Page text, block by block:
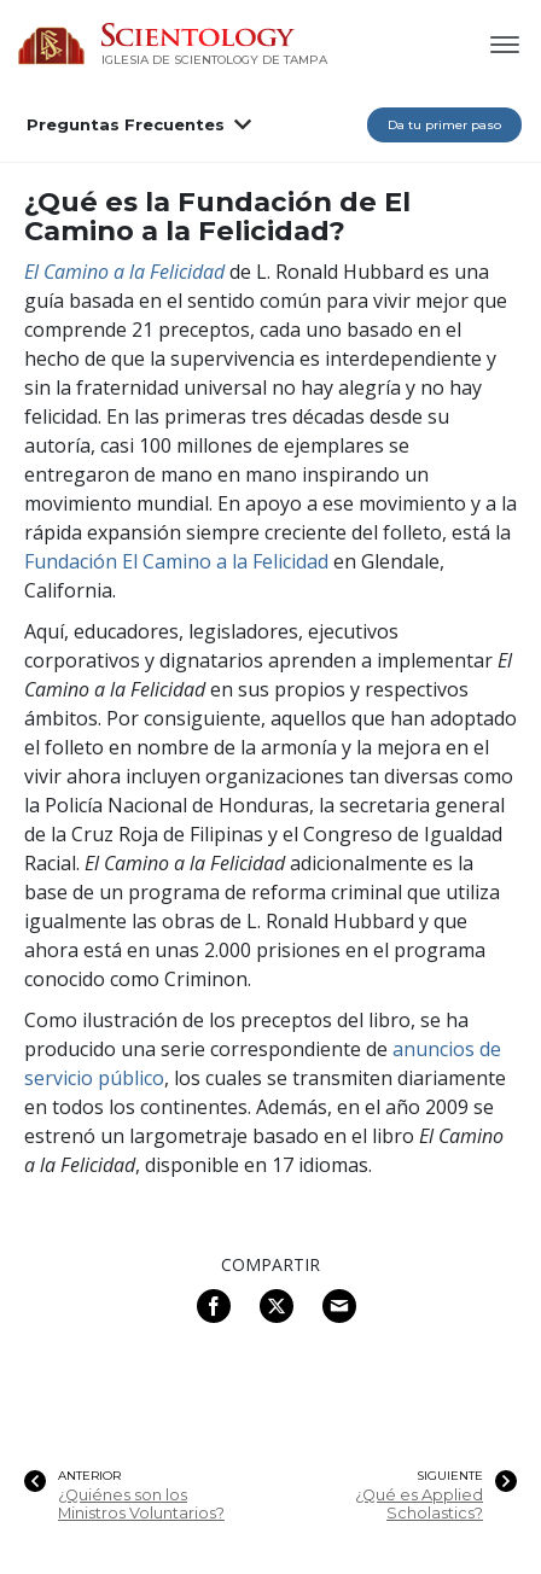
IGLESIA DE SCIENTOLOGY DE TAMPA
Preguntas Frecuentes Da tu primer paso
¿Qué es la Fundación de El
Camino a la Felicidad?
El Camino a la Felicidadde L. Ronald Hubbard es una
guía basada en el sentido común para vivir mejor que
comprende 21 preceptos, cada uno basado en el
hecho de que la supervivencia es interdependiente y
sin la fraternidad universal no hay alegría y no hay
felicidad. En las primeras tres décadas desde su
autoría, casi 100 millones de ejemplares se
entregaron de mano en mano inspirando un
movimiento mundial. En apoyo a ese movimiento y a la
rápida expansión siempre creciente del folleto, está la
Fundación El Camino a la Felicidad en Glendale,
California.
Aquí, educadores, legisladores, ejecutivos
corporativos y dignatarios aprenden a implementarEl
Camino a la Felicidaden sus propios y respectivos
ámbitos. Por consiguiente, aquellos que han adoptado
el folleto en nombre de la armonía y la mejora en el
vivir ahora incluyen organizaciones tan diversas como
la Policía Nacional de Honduras, la secretaria general
de la Cruz Roja de Filipinas y el Congreso de Igualdad
Racial. El Camino a la Felicidadadicionalmente es la
base de un programa de reforma criminal que utiliza
igualmente las obras de L. Ronald Hubbard y que
ahora está en unas 2.000 prisiones en el programa
conocido como Criminon.
Como ilustración de los preceptos del libro, se ha
producido una serie correspondiente de anuncios de
servicio público, los cuales se transmiten diariamente
en todos los continentes. Además, en el año 2009 se
estrenó un largometraje basado en el libro El Camino
a la Felicidad, disponible en 17 idiomas.
COMPARTIR
ANTERIOR
¿Quiénes son los
Ministros Voluntarios?
SIGUIENTE
¿Qué es Applied
Scholastics?